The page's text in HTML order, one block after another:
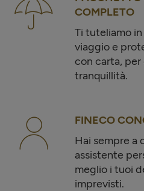
COMPLETO
Ti tuteliamo
viaggio e
con carta, per
tranquillità.
FINECO
Hai sempre a
assistente
meglio i tuoi
imprevisti.